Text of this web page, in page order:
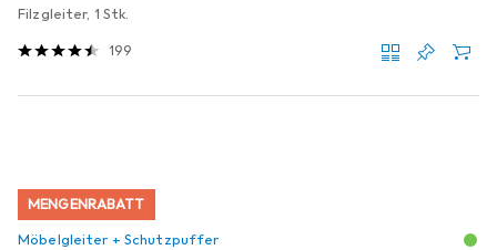
Filzgleiter, 1 Stk.
199
MENGENRABATT
Möbelgleiter + Schutzpuffer